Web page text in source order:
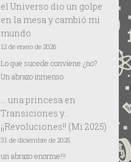
el Universo dio un golpe
en la mesa y cambió mi
mundo.
12 de enero de 2026
Lo que sucede conviene ¿no?
Un abrazo inmenso
… una princesaen
Transiciones y…
¡¡Revoluciones!! (Mi 2025)
31 de diciembre de 2025
un abrazo enorme!!!